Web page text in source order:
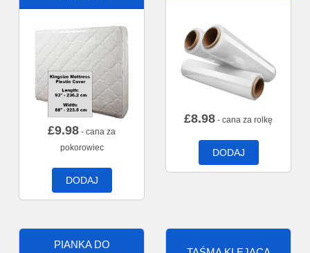
£9.98 - cana za
pokorowiec
DODAJ
£8.98 - cana za rolkę
DODAJ
PIANKA DO